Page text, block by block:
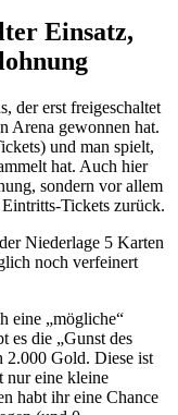
Einsatz,
der erst freigeschaltet
Arena gewonnen hat.
und man spielt,
hat. Auch hier
sondern vor allem
Tickets zurück.
Niederlage 5 Karten
noch verfeinert
eine „mögliche“
es die „Gunst des
2.000 Gold. Diese ist
nur eine kleine
habt ihr eine Chance